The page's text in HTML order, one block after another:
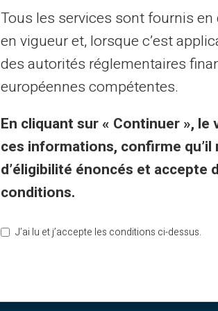
Service Client en français à
par téléphone du lundi au
Contactez-
Tous les services sont fournis
en vigueur et, lorsque c’est
des autorités réglementaires
européennes compétentes.
En cliquant sur « Continuer »,
ces informations, confirme
d’éligibilité énoncés et accepte
conditions.
J’ai lu et j’accepte les conditions ci-dessus.